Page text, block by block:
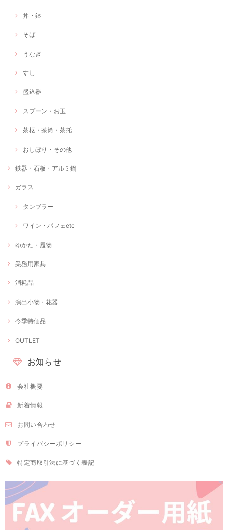
丼・鉢
そば
うなぎ
すし
盛込器
スプーン・お玉
茶枢・茶筒・茶托
おしぼり・その他
鉄器・石板・アルミ鍋
ガラス
タンブラー
ワイン・パフェetc
ゆかた・履物
業務用家具
消耗品
演出小物・花器
今季特価品
OUTLET
お知らせ
会社概要
新着情報
お問い合わせ
プライバシーポリシー
特定商取引法に基づく表記